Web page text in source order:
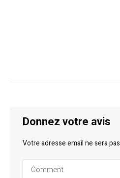
Donnez votre avis
Votre adresse email ne sera